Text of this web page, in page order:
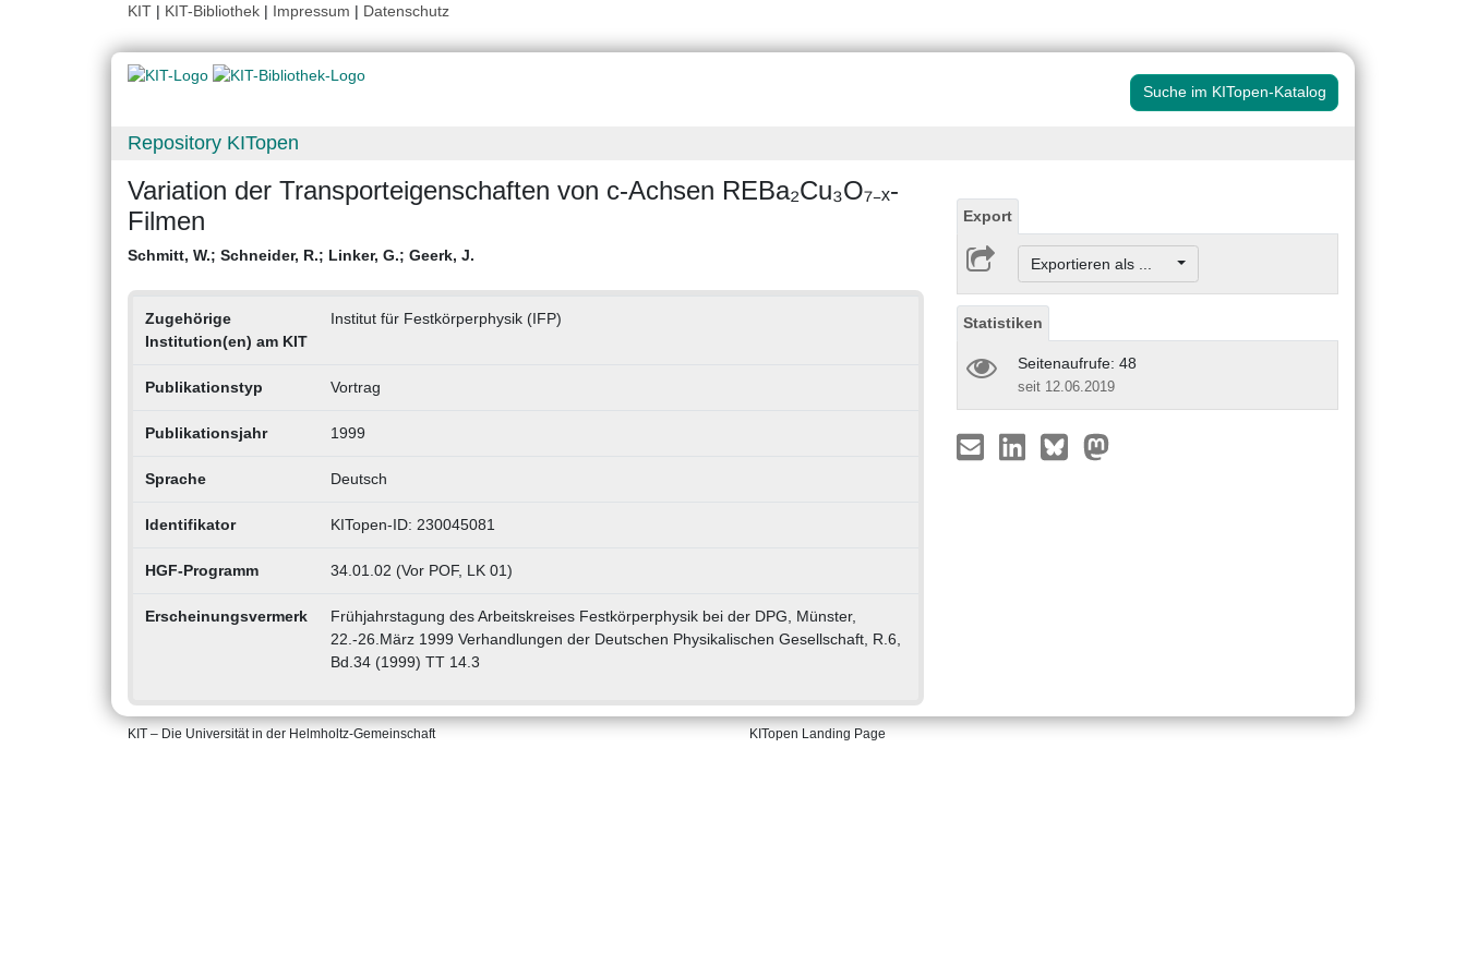
KIT | KIT-Bibliothek | Impressum | Datenschutz
Suche im KITopen-Katalog
Repository KITopen
Variation der Transporteigenschaften von c-Achsen REBa₂Cu₃O₇₋ₓ-
Filmen
Schmitt, W.; Schneider, R.; Linker, G.; Geerk, J.
Zugehörige
Institution(en) am KIT
Institut für Festkörperphysik (IFP)
Publikationstyp Vortrag
Publikationsjahr 1999
Sprache Deutsch
Identifikator KITopen-ID: 230045081
HGF-Programm 34.01.02 (Vor POF, LK 01)
Erscheinungsvermerk
Frühjahrstagung des Arbeitskreises Festkörperphysik bei der DPG, Münster,
22.-26.März 1999 Verhandlungen der Deutschen Physikalischen Gesellschaft, R.6,
Bd.34 (1999) TT 14.3
Export
Exportieren als ...
Statistiken
Seitenaufrufe: 48
seit 12.06.2019
KIT – Die Universität in der Helmholtz-Gemeinschaft KITopen Landing Page